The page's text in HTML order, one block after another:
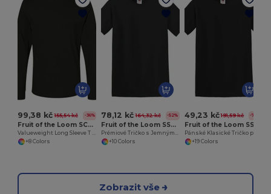
99,38 kč 155,54 kč -36%
Fruit of the Loom SC201
+8 Colors
78,12 kč 164,32 kč -52%
Fruit of the Loom SS044
+10 Colors
49,23 kč 191,59 kč -74%
+19 Colors
Zobrazit vše